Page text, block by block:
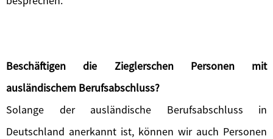
Beschäftigen die Zieglerschen Personen mit
ausländischem Berufsabschluss?
Solange der ausländische Berufsabschluss in
Deutschland anerkannt ist, können wir auch Personen